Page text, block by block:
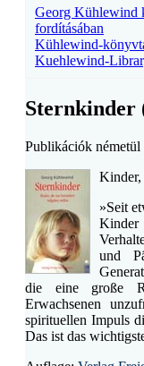
Georg Kühlewind
fordításában
Kühlewind-
Kuehlewind-
Sternkinder
Publikációk németül
Kinder,
»Seit
Kinder
und
die eine große
Erwachsenen
spirituellen Impuls
Das ist das